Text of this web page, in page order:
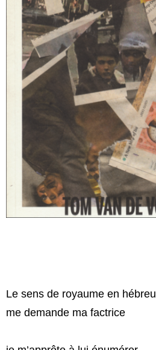
Le sens de royaume en hébreu
me demande ma factrice